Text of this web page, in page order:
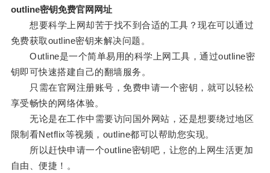
outline密钥免费官网网址
想要科学上网却苦于找不到合适的工具？现在可以通过
免费获取outline密钥来解决问题。
Outline是一个简单易用的科学上网工具，通过outline密
钥即可快速搭建自己的翻墙服务。
只需在官网注册账号，免费申请一个密钥，就可以轻松
享受畅快的网络体验。
无论是在工作中需要访问国外网站，还是想要绕过地区
限制看Netflix等视频，outline都可以帮助您实现。
所以赶快申请一个outline密钥吧，让您的上网生活更加
自由、便捷！。